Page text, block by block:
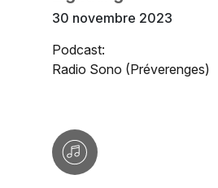
30 novembre 2023
Podcast:
Radio Sono (Préverenges)